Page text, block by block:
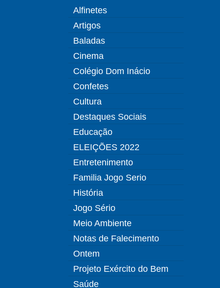
Alfinetes
Artigos
Baladas
Cinema
Colégio Dom Inácio
Confetes
Cultura
Destaques Sociais
Educação
ELEIÇÕES 2022
Entretenimento
Familia Jogo Serio
História
Jogo Sério
Meio Ambiente
Notas de Falecimento
Ontem
Projeto Exército do Bem
Saúde